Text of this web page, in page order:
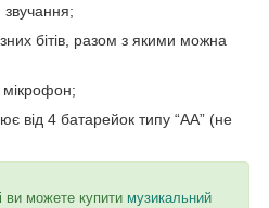
бітів, разом з якими можна
мікрофон;
від 4 батарейок типу “АА” (не
ви можете купити музикальний